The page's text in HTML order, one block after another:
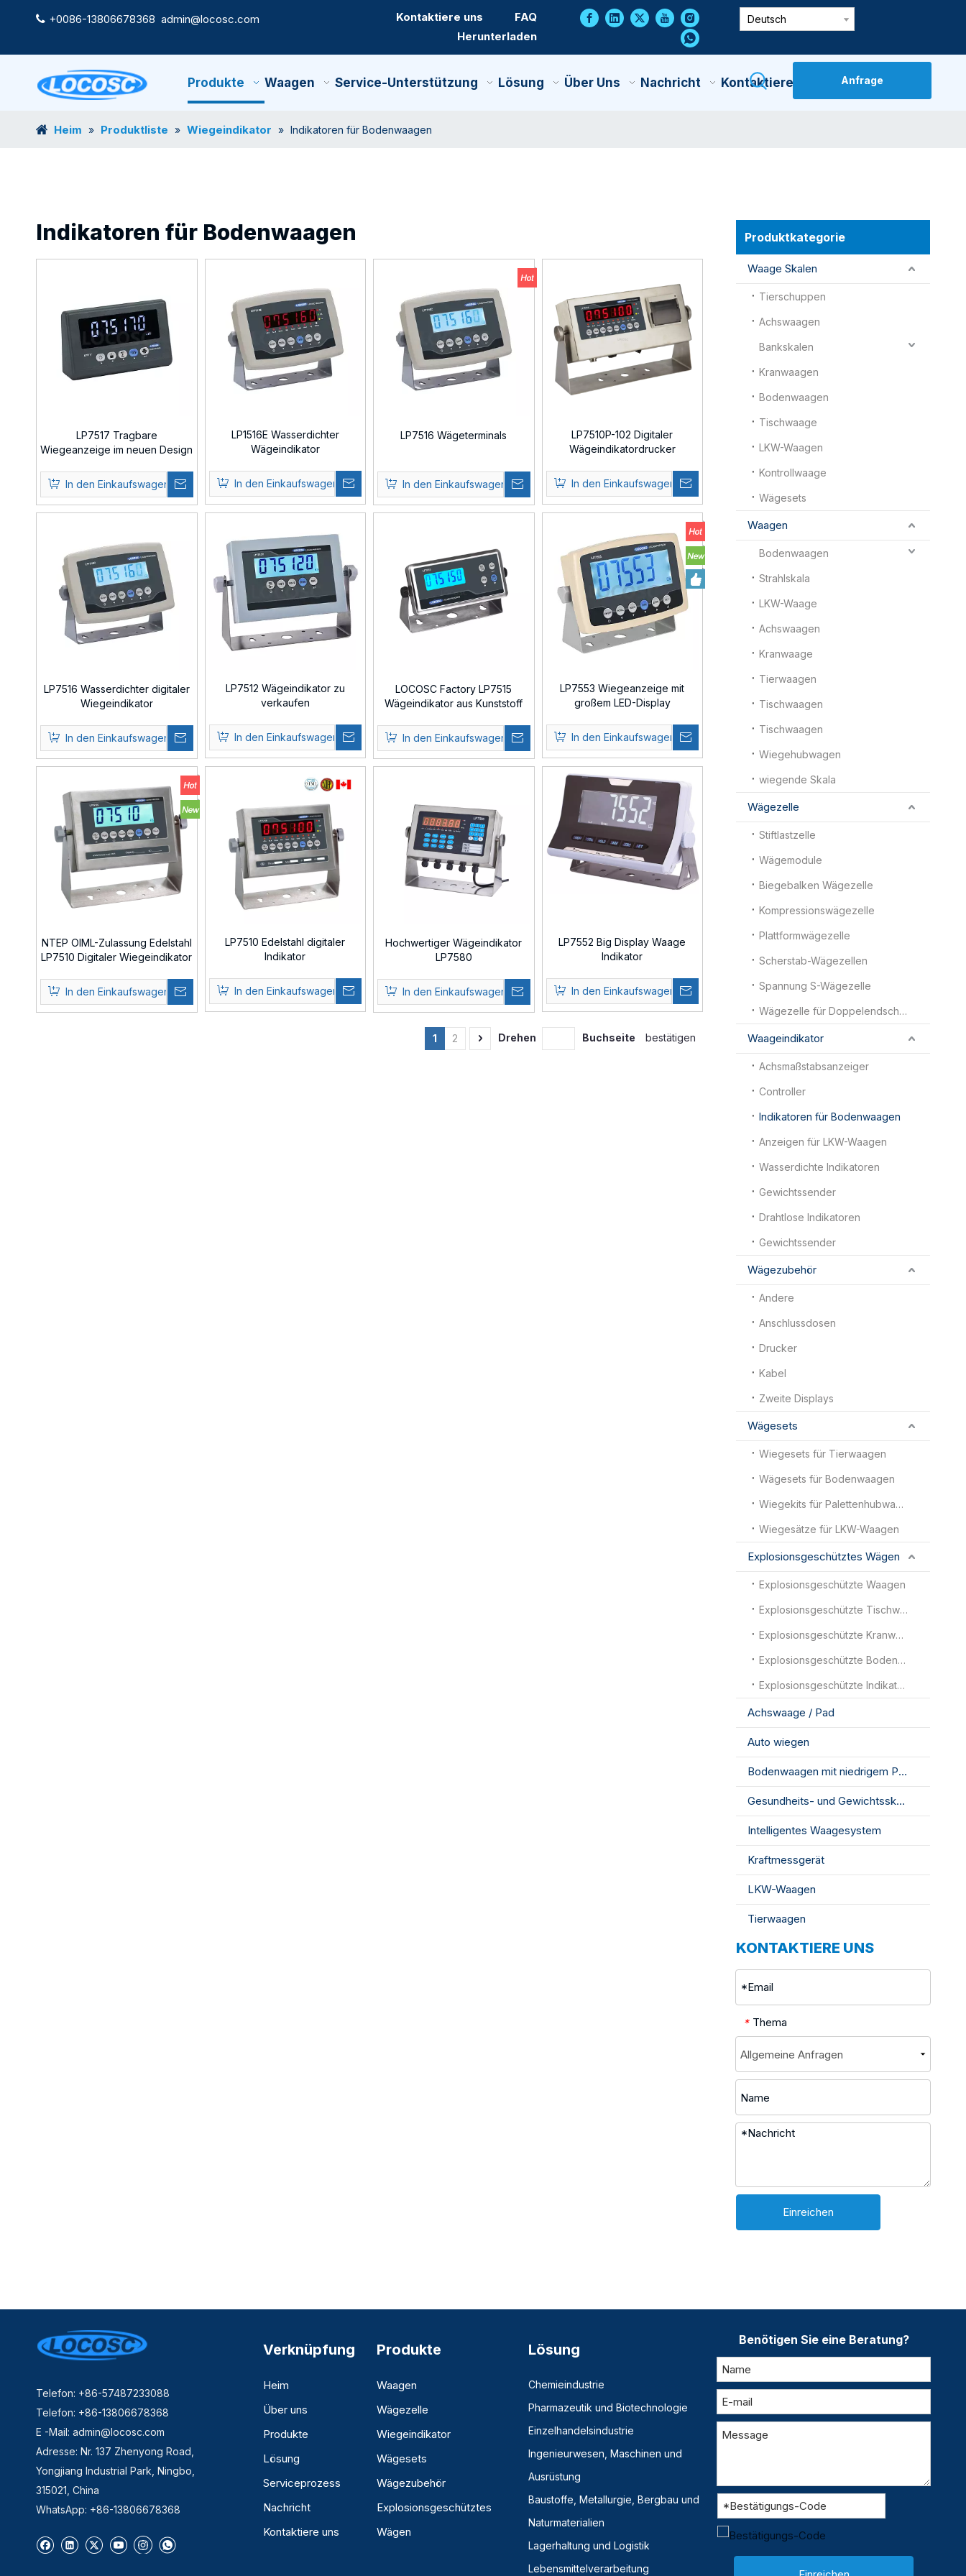
 +0086-13806678368 admin@locosc.com Kontaktiere uns
FAQ
Herunterladen
Deutsch
Produkte Waagen Service-Unterstützung Lösung Über Uns Nachricht Kontaktiere Uns Anfrage
Heim » Produktliste » Wiegeindikator » Indikatoren für Bodenwaagen
Indikatoren für Bodenwaagen
LP7517 Tragbare
Wiegeanzeige im neuen Design
In den Einkaufswagen
LP1516E Wasserdichter
Wägeindikator
In den Einkaufswagen
LP7516 Wägeterminals
In den Einkaufswagen
LP7510P-102 Digitaler
Wägeindikatordrucker
In den Einkaufswagen
LP7516 Wasserdichter digitaler
Wiegeindikator
In den Einkaufswagen
LP7512 Wägeindikator zu
verkaufen
In den Einkaufswagen
LOCOSC Factory LP7515
Wägeindikator aus Kunststoff
In den Einkaufswagen
LP7553 Wiegeanzeige mit
großem LED-Display
In den Einkaufswagen
NTEP OIML-Zulassung Edelstahl
LP7510 Digitaler Wiegeindikator
In den Einkaufswagen
LP7510 Edelstahl digitaler
Indikator
In den Einkaufswagen
Hochwertiger Wägeindikator
LP7580
In den Einkaufswagen
LP7552 Big Display Waage
Indikator
In den Einkaufswagen
1 2 Drehen Buchseite bestätigen
Produktkategorie
Waage Skalen
Tierschuppen
Achswaagen
Bankskalen
Kranwaagen
Bodenwaagen
Tischwaage
LKW-Waagen
Kontrollwaage
Wägesets
Waagen
Bodenwaagen
Strahlskala
LKW-Waage
Achswaagen
Kranwaage
Tierwaagen
Tischwaagen
Tischwaagen
Wiegehubwagen
wiegende Skala
Wägezelle
Stiftlastzelle
Wägemodule
Biegebalken Wägezelle
Kompressionswägezelle
Plattformwägezelle
Scherstab-Wägezellen
Spannung S-Wägezelle
Wägezelle für Doppelendscherbalken
Waageindikator
Achsmaßstabsanzeiger
Controller
Indikatoren für Bodenwaagen
Anzeigen für LKW-Waagen
Wasserdichte Indikatoren
Gewichtssender
Drahtlose Indikatoren
Gewichtssender
Wägezubehör
Andere
Anschlussdosen
Drucker
Kabel
Zweite Displays
Wägesets
Wiegesets für Tierwaagen
Wägesets für Bodenwaagen
Wiegekits für Palettenhubwagenwaagen
Wiegesätze für LKW-Waagen
Explosionsgeschütztes Wägen
Explosionsgeschützte Waagen
Explosionsgeschützte Tischwaagen
Explosionsgeschützte Kranwaagen
Explosionsgeschützte Bodenwaagen
Explosionsgeschützte Indikatoren
Achswaage / Pad
Auto wiegen
Bodenwaagen mit niedrigem Profil
Gesundheits- und Gewichtsskala
Intelligentes Waagesystem
Kraftmessgerät
LKW-Waagen
Tierwaagen
KONTAKTIERE UNS
* Thema
Einreichen
Telefon: +86-57487233088
Telefon: +86-13806678368
E -Mail: admin@locosc.com
Adresse: Nr. 137 Zhenyong Road,
Yongjiang Industrial Park, Ningbo,
315021, China
WhatsApp: +86-13806678368
Verknüpfung
Heim
Über uns
Produkte
Lösung
Serviceprozess
Nachricht
Kontaktiere uns
Produkte
Waagen
Wägezelle
Wiegeindikator
Wägesets
Wägezubehör
Explosionsgeschütztes
Wägen
Lösung
Chemieindustrie
Pharmazeutik und Biotechnologie
Einzelhandelsindustrie
Ingenieurwesen, Maschinen und
Ausrüstung
Baustoffe, Metallurgie, Bergbau und
Naturmaterialien
Lagerhaltung und Logistik
Lebensmittelverarbeitung
Benötigen Sie eine Beratung?